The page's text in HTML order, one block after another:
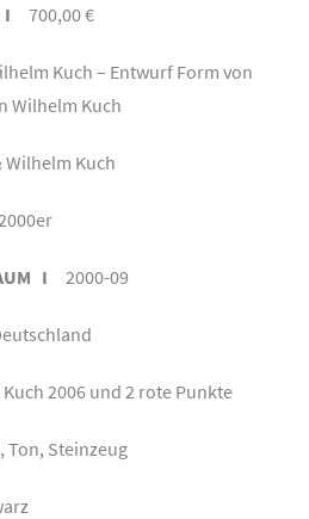
I 700,00 €
Kuch – Entwurf Form von
Wilhelm Kuch
Kuch
I 2000-09
2006 und 2 rote Punkte
Steinzeug